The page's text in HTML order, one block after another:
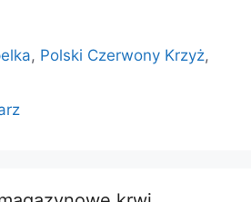
, Polski Czerwony Krzyż,